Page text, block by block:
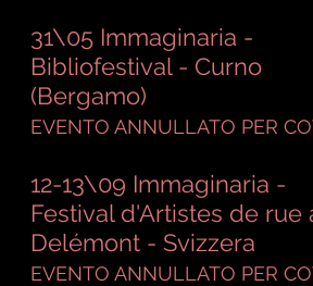
31\05 Immaginaria -
Bibliofestival - Curno
(Bergamo)
EVENTO ANNULLATO PER
12-13\09 Immaginaria -
Festival d'Artistes de rue
Delémont - Svizzera
EVENTO ANNULLATO PER